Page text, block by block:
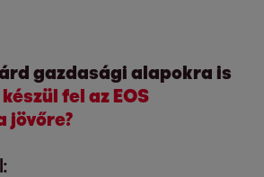
gazdasági alapokra is
fel az EOS
jövőre?